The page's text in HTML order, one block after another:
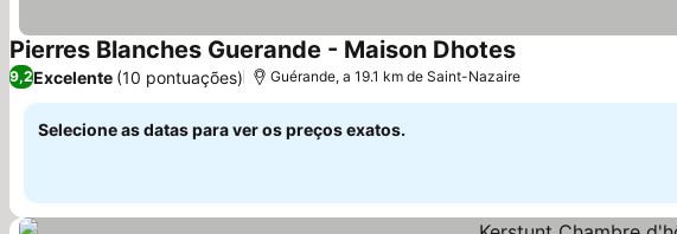
Pierres Blanches Guerande - Maison Dhotes
9,2Excelente (10 pontuações) Guérande, a 19.1 km de Saint-Nazaire
Selecione as datas para ver os preços exatos.